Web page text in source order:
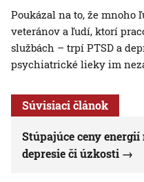
Poukázal na to, že
veteránov a ľudí, ktorí
službách – trpí PTSD a
psychiatrické lieky im
Súvisiaci článok
Stúpajúce ceny
depresie či úzkosti